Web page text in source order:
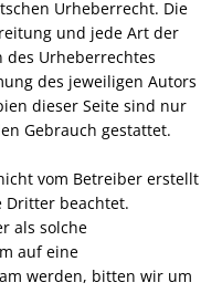
Urheberrecht. Die
und jede Art der
des Urheberrechtes
des jeweiligen Autors
dieser Seite sind nur
Gebrauch gestattet.
vom Betreiber erstellt
Dritter beachtet.
als solche
auf eine
werden, bitten wir um